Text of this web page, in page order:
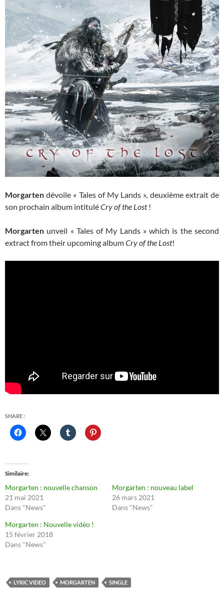
Morgarten dévoile « Tales of My Lands », deuxième extrait de
son prochain album intituléCry of the Lost!
Morgarten unveil « Tales of My Lands » which is the second
extract from their upcoming albumCry of the Lost!
SHARE :
Similaire
Morgarten : nouvelle chanson
21 mai 2021
Dans "News"
Morgarten : nouveau label
26 mars 2021
Dans "News"
Morgarten : Nouvelle vidéo !
15 février 2018
Dans "News"
LYRIC VIDEO MORGARTEN SINGLE